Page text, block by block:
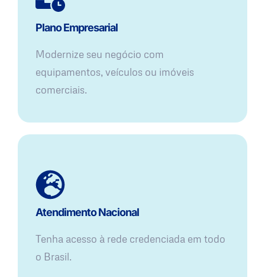
Plano Empresarial
Modernize seu negócio com
equipamentos, veículos ou imóveis
comerciais.
Atendimento Nacional
Tenha acesso à rede credenciada em todo
o Brasil.